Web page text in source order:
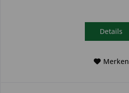
Details
Merken